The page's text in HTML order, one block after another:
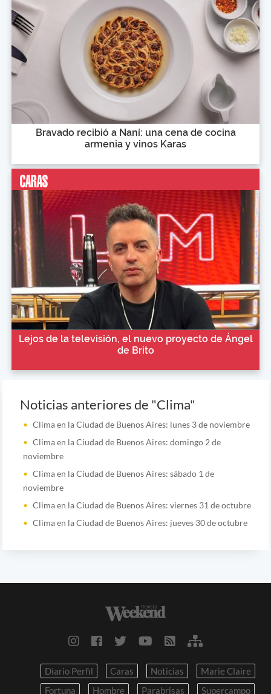
Bravado recibió a Naní: una cena de cocina
armenia y vinos Karas
Lejos de la televisión, el nuevo proyecto de Ángel
de Brito
Noticias anteriores de "Clima"
Clima en la Ciudad de Buenos Aires: lunes 3 de noviembre
Clima en la Ciudad de Buenos Aires: domingo 2 de
noviembre
Clima en la Ciudad de Buenos Aires: sábado 1 de
noviembre
Clima en la Ciudad de Buenos Aires: viernes 31 de octubre
Clima en la Ciudad de Buenos Aires: jueves 30 de octubre
Diario Perfil Caras Noticias
Marie Claire
Fortuna
Hombre Parabrisas Supercampo